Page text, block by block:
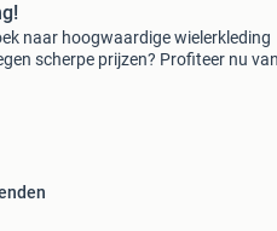
naar hoogwaardige wielerkleding
scherpe prijzen? Profiteer nu van